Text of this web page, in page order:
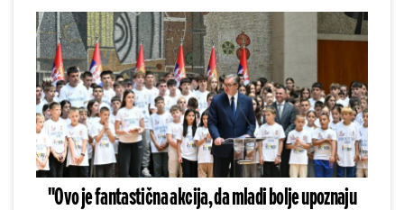
"Ovo je fantastična akcija, da mladi bolje upoznaju